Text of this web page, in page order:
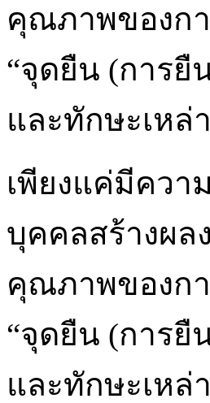
คุณภาพของก
“จุดยืน (การยื
และทักษะเหล่
เพียงแค่มีควา
บุคคลสร้างผล
คุณภาพของก
“จุดยืน (การยื
และทักษะเหล่